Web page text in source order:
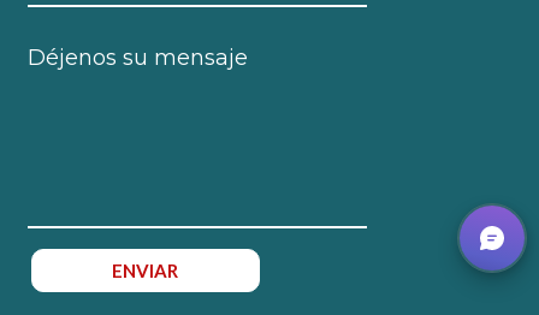
ENVIAR